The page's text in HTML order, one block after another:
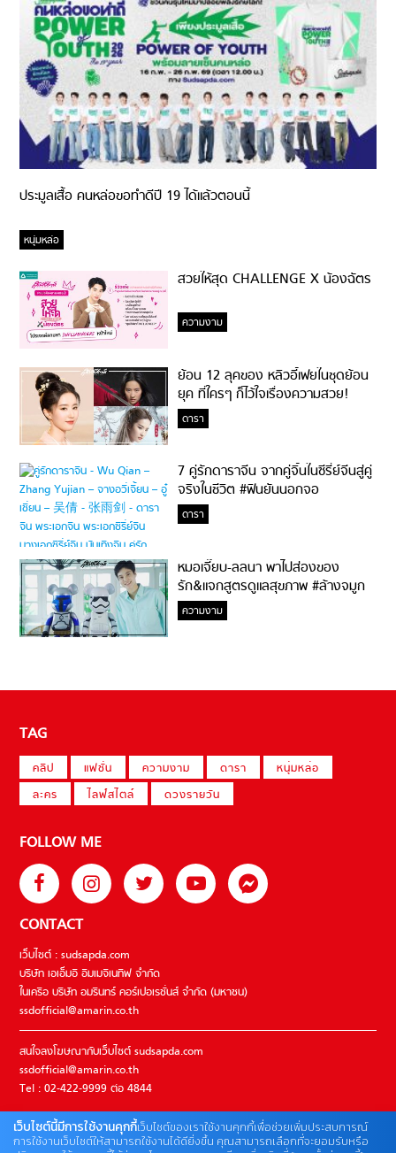
ประมูลเสื้อ คนหล่อขอทำดีปี 19 ได้แล้วตอนนี้
หนุ่มหล่อ
สวยให้สุด CHALLENGE X น้องฉัตร
ความงาม
ย้อน 12 ลุคของ หลิวอี้เฟยในชุดย้อน
ยุค ที่ใครๆ ก็ไว้ใจเรื่องความสวย!
ดารา
7 คู่รักดาราจีน จากคู่จิ้นในซีรี่ย์จีนสู่คู่
จริงในชีวิต #ฟินยันนอกจอ
ดารา
หมอเจี๊ยบ-ลลนา พาไปส่องของ
รัก&แจกสูตรดูแลสุขภาพ #ล้างจมูก
ไม่ยากจะสอนให้
ความงาม
TAG
คลิป แฟชั่น ความงาม ดารา
หนุ่มหล่อ
ละคร
ไลฟ์สไตล์ ดวงรายวัน
FOLLOW ME
CONTACT
เว็บไซต์ : sudsapda.com
บริษัท เอเอ็มอี อิมเมจิเนทีฟ จำกัด
ในเครือ บริษัท อมรินทร์ คอร์เปอเรชั่นส์ จำกัด (มหาชน)
ssdofficial@amarin.co.th
สนใจลงโฆษณากับเว็บไซต์ sudsapda.com
ssdofficial@amarin.co.th
Tel : 02-422-9999 ต่อ 4844
ติดต่อแจ้งปัญหาหรือร้องเรียน
เว็บไซต์นี้มีการใช้งานคุกกี้เว็บไซต์ของเราใช้งานคุกกี้เพื่อช่วยเพิ่มประสบการณ์
การใช้งานเว็บไซต์ให้สามารถใช้งานได้ดียิ่งขึ้น คุณสามารถเลือกที่จะยอมรับหรือ